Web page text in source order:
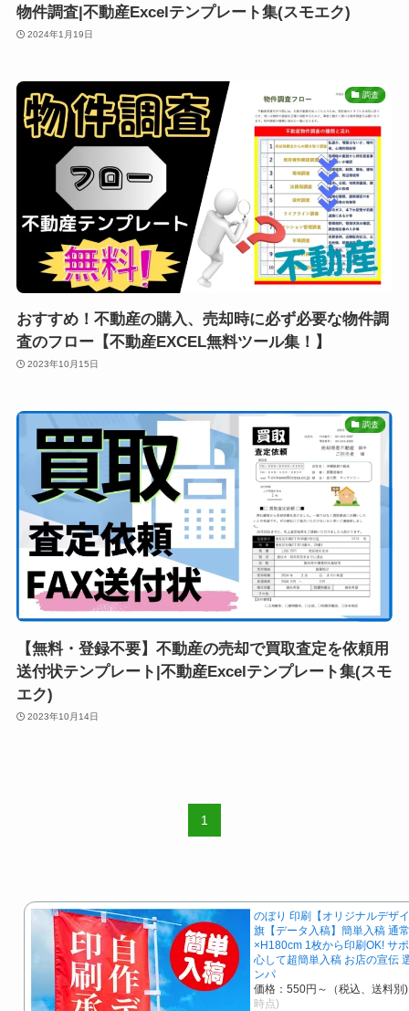
物件調査|不動産Excelテンプレート集(スモエク)
2024年1月19日
調査
おすすめ！不動産の購入、売却時に必ず必要な物件調
査のフロー【不動産EXCEL無料ツール集！】
2023年10月15日
調査
【無料・登録不要】不動産の売却で買取査定を依頼用
送付状テンプレート|不動産Excelテンプレート集(スモ
エク)
2023年10月14日
1
のぼり 印刷【オリジナルデザ
旗【データ入稿】簡単入稿 通
×H180cm 1枚から印刷OK! サ
心して超簡単入稿 お店の宣伝
ンパ
価格：550円～（税込、送料別)
時点)